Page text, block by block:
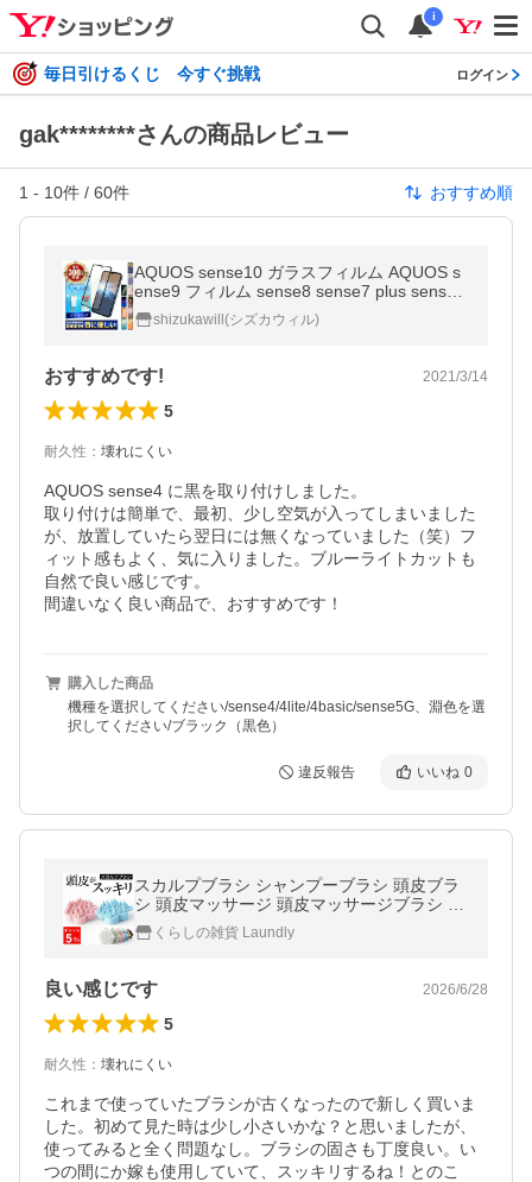
i
毎日引けるくじ 今すぐ挑戦 ログイン
gak********さんの商品レビュー
1 - 10件 / 60件 おすすめ順
AQUOS sense10 ガラスフィルム AQUOS s
ense9 フィルム sense8 sense7 plus sense6
s sense6 sense5G sense4 sense3 plus sens
e2 アクオス 全面保護 シズカウィル
shizukawill(シズカウィル)
おすすめです! 2021/3/14
5
耐久性 ： 壊れにくい
AQUOS sense4 に黒を取り付けしました。
取り付けは簡単で、最初、少し空気が入ってしまいました
が、放置していたら翌日には無くなっていました（笑）フ
ィット感もよく、気に入りました。ブルーライトカットも
自然で良い感じです。
間違いなく良い商品で、おすすめです！
購入した商品
機種を選択してください/sense4/4lite/4basic/sense5G、淵色を選
択してください/ブラック（黒色）
違反報告 いいね 0
スカルプブラシ シャンプーブラシ 頭皮ブラ
シ 頭皮マッサージ 頭皮マッサージブラシ ヘ
アブラシ くし コーム ヘッドブラシ
くらしの雑貨 Laundly
良い感じです 2026/6/28
5
耐久性 ： 壊れにくい
これまで使っていたブラシが古くなったので新しく買いま
した。初めて見た時は少し小さいかな？と思いましたが、
使ってみると全く問題なし。ブラシの固さも丁度良い。い
つの間にか嫁も使用していて、スッキリするね！とのこ